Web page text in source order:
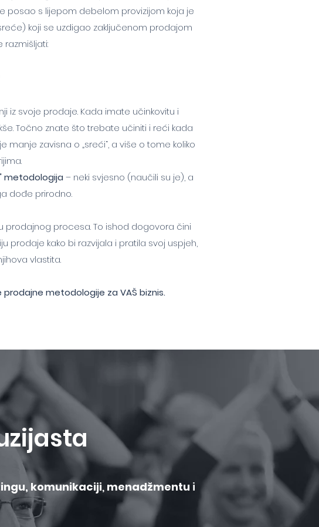
posao s lijepom debelom provizijom koja je
koji se uzdigao zaključenom prodajom
razmišljati:
iz svoje prodaje. Kada imate učinkovitu i
Točno znate što trebate učiniti i reći kada
zavisna o „sreći“, a više o tome koliko
metodologija – neki svjesno (naučili su je), a
dođe prirodno.
prodajnog procesa. To ishod dogovora čini
prodaje kako bi razvijala i pratila svoj uspjeh,
vlastita.
metodologije za VAŠ biznis.
komunikaciji, menadžmentui